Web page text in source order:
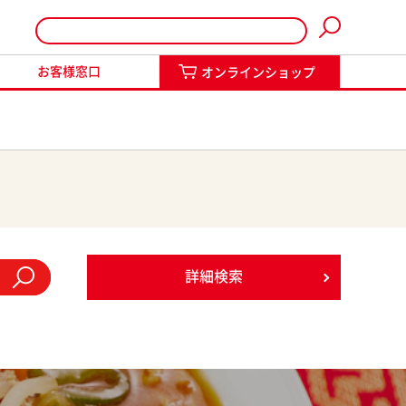
お客様窓口 オンラインショップ
ンショップ
詳細検索